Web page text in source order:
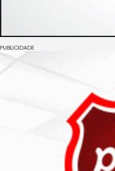
PUBLICIDADE